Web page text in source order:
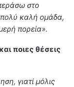
στο
πολύ καλή ομάδα,
πορεία».
ποιες θέσεις
γιατί μόλις